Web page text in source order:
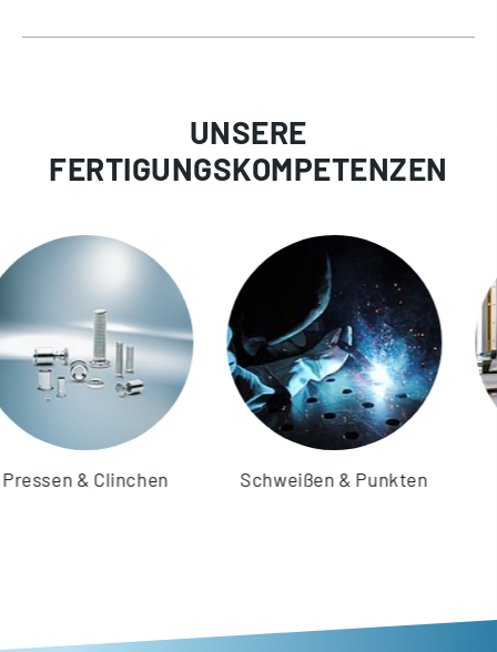
UNSERE
FERTIGUNGSKOMPETENZEN
Clinchen Schweißen & Punkten